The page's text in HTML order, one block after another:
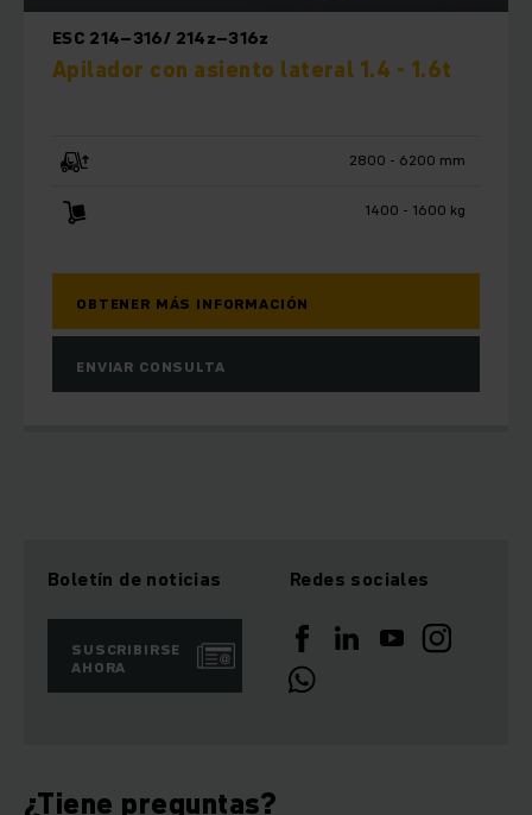
ESC 214–316/ 214z–316z
Apilador con asiento lateral 1.4 - 1.6t
2800 - 6200 mm
1400 - 1600 kg
OBTENER MÁS INFORMACIÓN
ENVIAR CONSULTA
Boletín de noticias
SUSCRIBIRSE
AHORA
Redes sociales
¿Tiene preguntas?